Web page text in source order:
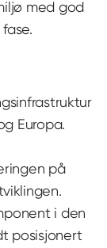
med god
Europa.
på
i den
posisjonert